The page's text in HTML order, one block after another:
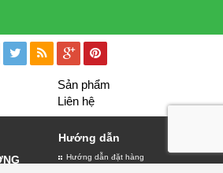
Sản phẩm
Liên hệ
Hướng dẫn
Hướng dẫn đặt hàng